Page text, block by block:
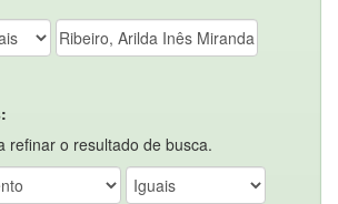
refinar o resultado de busca.